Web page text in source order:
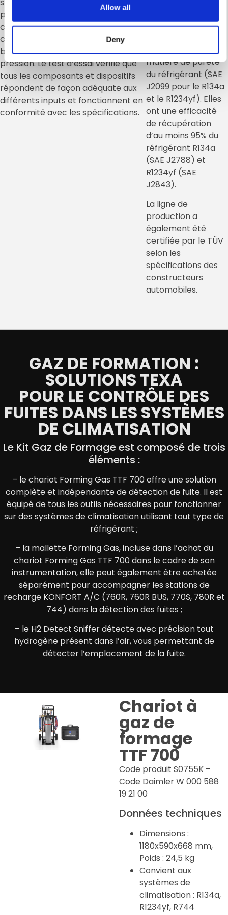
Allow all
Deny
phase d’essai ou s’effectuent les
contrôles électriques ainsi que la
calibration des capteurs de la
balance et des capteurs de
pression. Le test d’essai vérifie que
tous les composants et dispositifs
répondent de façon adéquate aux
différents inputs et fonctionnent en
conformité avec les spécifications.
répondent aux
Américains en
matière de pureté
du réfrigérant (SAE
J2099 pour le R134a
et le R1234yf). Elles
ont une efficacité
de récupération
d’au moins 95% du
réfrigérant R134a
(SAE J2788) et
R1234yf (SAE
J2843).
La ligne de
production a
également été
certifiée par le TÜV
selon les
spécifications des
constructeurs
automobiles.
GAZ DE FORMATION :
SOLUTIONS TEXA
POUR LE CONTRÔLE DES
FUITES DANS LES SYSTÈMES
DE CLIMATISATION
Le Kit Gaz de Formage est composé de trois
éléments :
– le chariot Forming Gas TTF 700 offre une solution
complète et indépendante de détection de fuite. Il est
équipé de tous les outils nécessaires pour fonctionner
sur des systèmes de climatisation utilisant tout type de
réfrigérant ;
– la mallette Forming Gas, incluse dans l’achat du
chariot Forming Gas TTF 700 dans le cadre de son
instrumentation, elle peut également être achetée
séparément pour accompagner les stations de
recharge KONFORT A/C (760R, 760R BUS, 770S, 780R et
744) dans la détection des fuites ;
– le H2 Detect Sniffer détecte avec précision tout
hydrogène présent dans l’air, vous permettant de
détecter l’emplacement de la fuite.
Chariot à
gaz de
formage
TTF 700
Code produit S0755K –
Code Daimler W 000 588
19 21 00
Données techniques
Dimensions :
1180x590x668 mm,
Poids : 24,5 kg
Convient aux
systèmes de
climatisation : R134a,
R1234yf, R744